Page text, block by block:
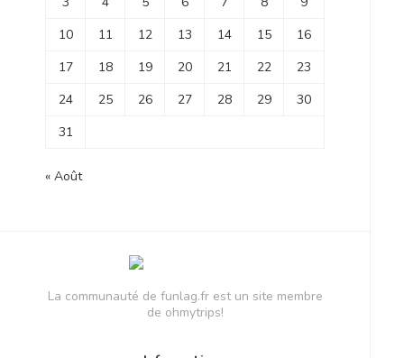
10
11 12 13 14 15
16
17
18 19 20 21 22
23
24
25 26 27 28 29
30
31
« Août
La communauté de funlag.fr est un site membre
de ohmytrips!